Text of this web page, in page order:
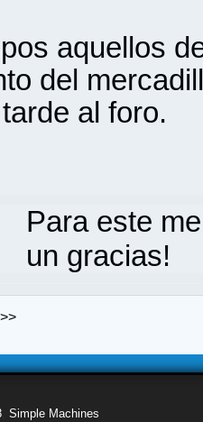
aquellos
del
al foro.
Para este
un gracias!
>>
Simple Machines